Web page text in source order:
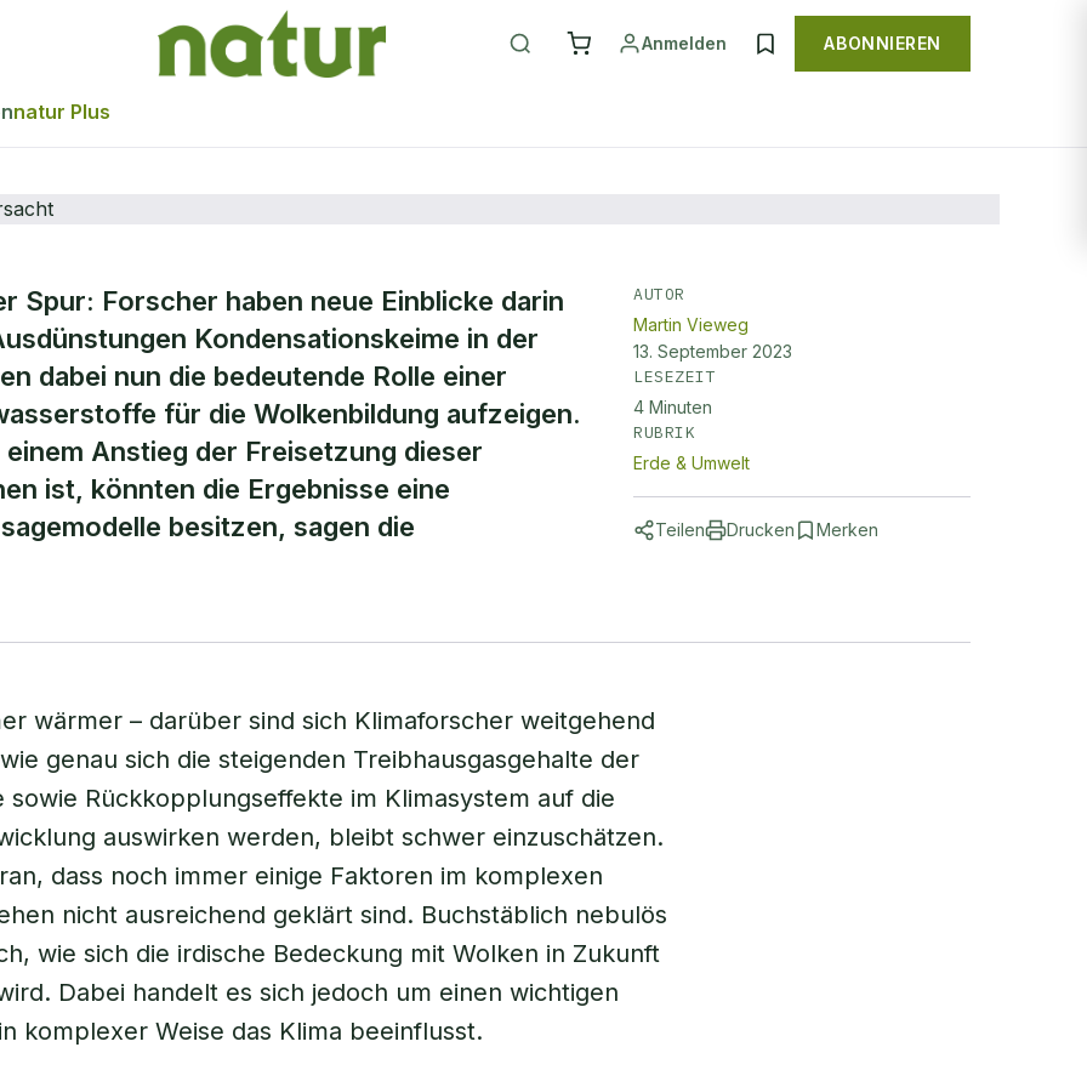
Anmelden ABONNIEREN
natur Plus
"Geruch“
verursacht
Spur: Forscher haben neue Einblicke darin
Kondensationskeime in der
dabei nun die bedeutende Rolle einer
für die Wolkenbildung aufzeigen.
Anstieg der Freisetzung dieser
ist, könnten die Ergebnisse eine
besitzen, sagen die
AUTOR
Martin Vieweg
13. September 2023
LESEZEIT
4 Minuten
RUBRIK
Erde & Umwelt
Teilen Drucken Merken
wärmer – darüber sind sich Klimaforscher weitgehend
genau sich die steigenden Treibhausgasgehalte der
sowie Rückkopplungseffekte im Klimasystem auf die
auswirken werden, bleibt schwer einzuschätzen.
dass noch immer einige Faktoren im komplexen
nicht ausreichend geklärt sind. Buchstäblich nebulös
wie sich die irdische Bedeckung mit Wolken in Zukunft
Dabei handelt es sich jedoch um einen wichtigen
komplexer Weise das Klima beeinflusst.